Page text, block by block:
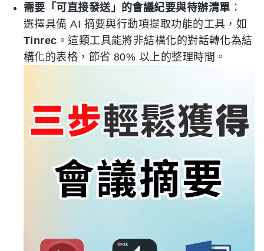
需要「可直接發送」的會議紀要與待辦清單 ：
選擇具備 AI 摘要與行動項提取功能的工具，如
Tinrec 。這類工具能將非結構化的對話轉化為結
構化的表格，節省 80% 以上的整理時間。